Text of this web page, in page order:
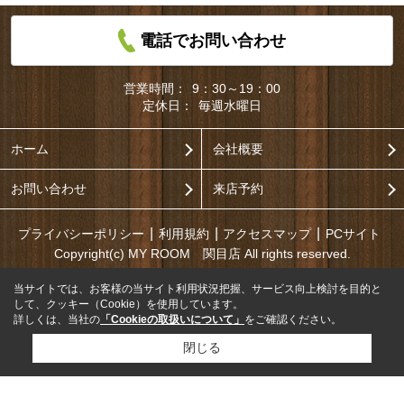
電話でお問い合わせ
営業時間：
9：30～19：00
定休日：
毎週水曜日
ホーム 会社概要
お問い合わせ 来店予約
プライバシーポリシー 利用規約 アクセスマップ
PCサイト
Copyright(c) MY ROOM 関目店 All rights reserved.
当サイトでは、お客様の当サイト利用状況把握、サービス向上検討を目的と
して、クッキー（Cookie）を使用しています。
詳しくは、当社の 「Cookieの取扱いについて」 をご確認ください。
閉じる